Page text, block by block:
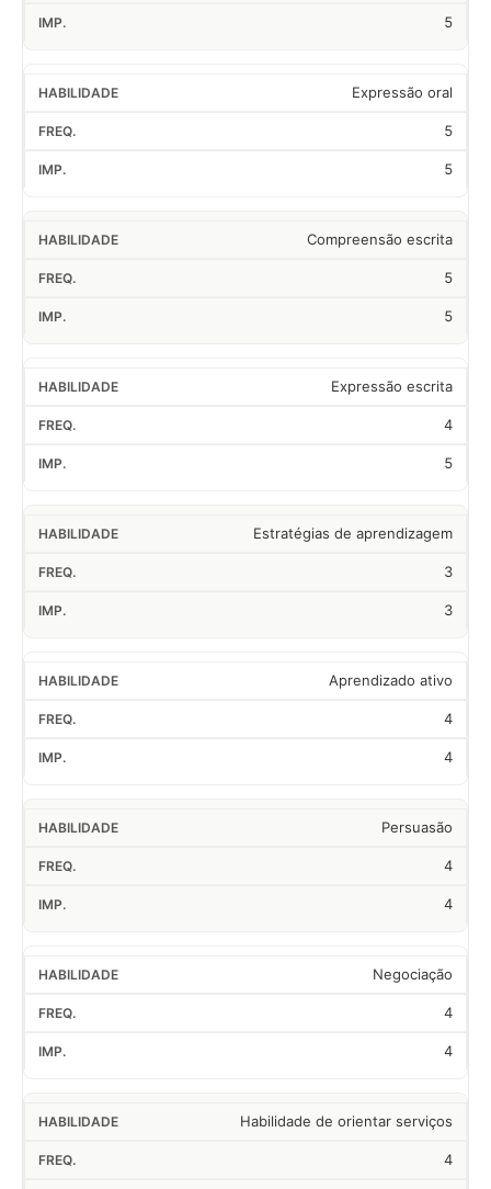
5
Expressão oral
5
5
Compreensão escrita
5
5
Expressão escrita
4
5
Estratégias de aprendizagem
3
3
Aprendizado ativo
4
4
Persuasão
4
4
Negociação
4
4
Habilidade de orientar serviços
4